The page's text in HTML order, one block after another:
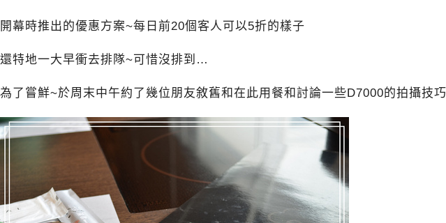
開幕時推出的優惠方案~每日前20個客人可以5折的樣子
還特地一大早衝去排隊~可惜沒排到…
為了嘗鮮~於周末中午約了幾位朋友敘舊和在此用餐和討論一些D7000的拍攝技巧